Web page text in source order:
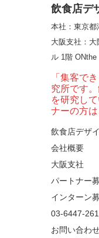
飲食店デ
本社：東京都
大阪支社 ：
ル 1階 ONthe
「集客で
究所です
を研究し
ナーの方
飲食店デザ
会社概要
大阪支社
パートナー
インターン
03-6447-
お問い合わ